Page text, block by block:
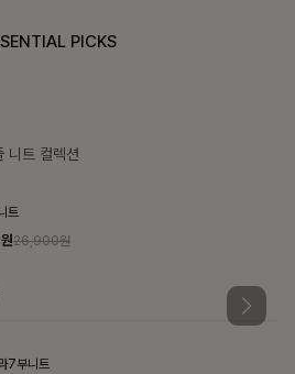
PICKS
선택으로 채우는 즐거움
라우스+플레어스커트SET
원49,800원
원피스+스트링자켓SET